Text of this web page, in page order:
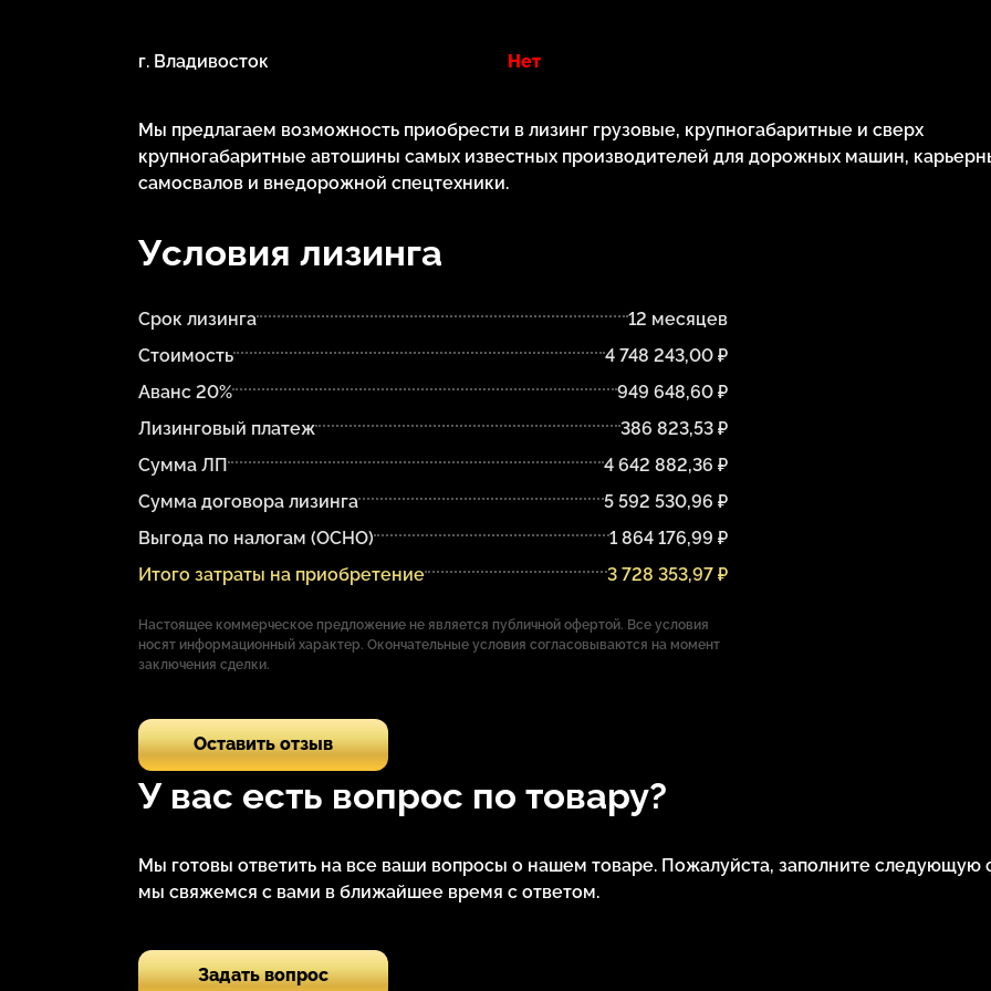
г. Владивосток Нет
Мы предлагаем возможность приобрести в лизинг грузовые, крупногабаритные и сверх
крупногабаритные автошины самых известных производителей для дорожных машин,
самосвалов и внедорожной спецтехники.
Условия лизинга
Срок лизинга
12 месяцев
Стоимость
4 748 243,00 ₽
Аванс 20%
949 648,60 ₽
Лизинговый платеж
386 823,53 ₽
Сумма ЛП
4 642 882,36 ₽
Сумма договора лизинга
5 592 530,96 ₽
Выгода по налогам (ОСНО)
1 864 176,99 ₽
Итого затраты на приобретение
3 728 353,97 ₽
Настоящее коммерческое предложение не является публичной офертой. Все условия
носят информационный характер. Окончательные условия согласовываются на момент
заключения сделки.
Оставить отзыв
У вас есть вопрос по товару?
Мы готовы ответить на все ваши вопросы о нашем товаре. Пожалуйста, заполните следующую
мы свяжемся с вами в ближайшее время с ответом.
Задать вопрос